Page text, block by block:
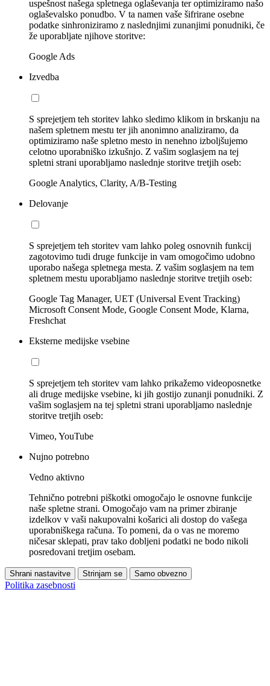
uspešnost našega spletnega oglaševanja ter optimiziramo našo
oglaševalsko ponudbo. V ta namen vaše šifrirane osebne
podatke sinhroniziramo z naslednjimi zunanjimi ponudniki, če
že uporabljate njihove storitve:
Google Ads
Izvedba
S sprejetjem teh storitev lahko sledimo klikom in brskanju na
našem spletnem mestu ter jih anonimno analiziramo, da
optimiziramo naše spletno mesto in nenehno izboljšujemo
celotno uporabniško izkušnjo. Z vašim soglasjem na tej
spletni strani uporabljamo naslednje storitve tretjih oseb:
Google Analytics, Clarity, A/B-Testing
Delovanje
S sprejetjem teh storitev vam lahko poleg osnovnih funkcij
zagotovimo tudi druge funkcije in vam omogočimo udobno
uporabo našega spletnega mesta. Z vašim soglasjem na tem
spletnem mestu uporabljamo naslednje storitve tretjih oseb:
Google Tag Manager, UET (Universal Event Tracking)
Microsoft Consent Mode, Google Consent Mode, Klarna,
Freshchat
Eksterne medijske vsebine
S sprejetjem teh storitev vam lahko prikažemo videoposnetke
ali druge medijske vsebine, ki jih gostijo zunanji ponudniki. Z
vašim soglasjem na tej spletni strani uporabljamo naslednje
storitve tretjih oseb:
Vimeo, YouTube
Nujno potrebno
Vedno aktivno
Tehnično potrebni piškotki omogočajo le osnovne funkcije
naše spletne strani. Omogočajo vam na primer zbiranje
izdelkov v vaši nakupovalni košarici ali dostop do vašega
uporabniškega računa. To pomeni, da o vas ne moremo
ničesar sklepati, prav tako dobljeni podatki ne bodo nikoli
posredovani tretjim osebam.
Shrani nastavitve Strinjam se Samo obvezno
Politika zasebnosti